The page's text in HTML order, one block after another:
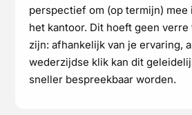
perspectief om (op termijn) mee
het kantoor. Dit hoeft geen
zijn: afhankelijk van je ervaring,
wederzijdse klik kan dit
sneller bespreekbaar worden.